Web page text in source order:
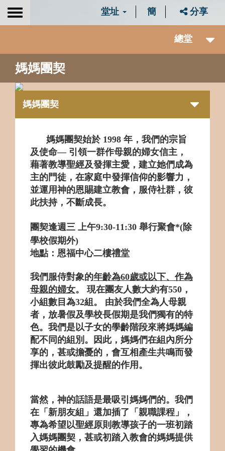
Toggle
堂址 簡 分享
總堂
媽媽團契
媽媽團契
媽媽團契始於1998 年 ，我們的宗旨
及使命―引領一群作母親的婦女信主，
藉著教導聖經及發揮主愛，建立她們成為
主的門徒，在家庭中發揮信仰的影響力，
並運用神的恩賜建立教會，服侍社群，彼
此扶持，不斷成長。
團契逢週三 上午9:30-11:30 舉行聚會*(除
學校假期外)
地點：恩福中心二樓禮堂
我們服侍對象的年齡為60歲或以下、作為
母親的婦女。 現在團友人數大約有550，
小組數目為32組。 由於我們全為人母親
者，放暑假及學校長假期是我們獨有的特
色。我們是以子女的學齡階段來將媽媽編
配不同的組別。因此，媽媽們在組內所分
享的，甚或擔憂的，會互相產生共鳴而發
揮出彼此鼓勵及提醒的作用。
當然，神的話語是最吸引媽媽們的。我們
在「新朋友組」還加插了「親職課程」，
專為希望以聖經原則教導孩子的一班初踏
入媽媽團契，甚或初踏入教會的媽媽提供